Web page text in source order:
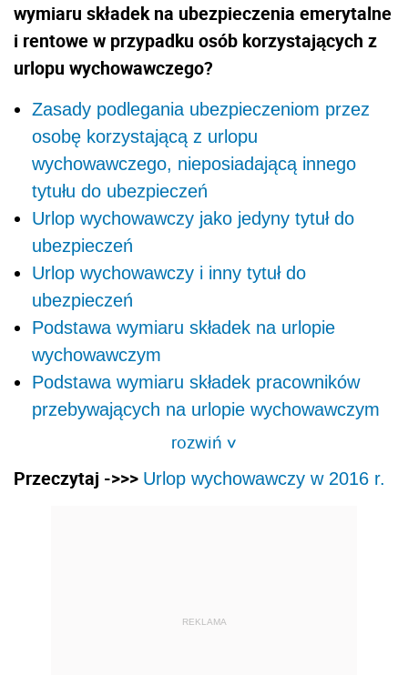
wymiaru składek na ubezpieczenia emerytalne
i rentowe w przypadku osób korzystających z
urlopu wychowawczego?
Zasady podlegania ubezpieczeniom przez
osobę korzystającą z urlopu
wychowawczego, nieposiadającą innego
tytułu do ubezpieczeń
Urlop wychowawczy jako jedyny tytuł do
ubezpieczeń
Urlop wychowawczy i inny tytuł do
ubezpieczeń
Podstawa wymiaru składek na urlopie
wychowawczym
Podstawa wymiaru składek pracowników
przebywających na urlopie wychowawczym
rozwiń>
Przeczytaj ->>> Urlop wychowawczy w 2016 r.
REKLAMA